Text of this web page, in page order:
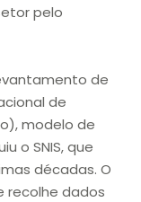
pelo
de
de
modelo de
o SNIS, que
décadas. O
recolhe dados